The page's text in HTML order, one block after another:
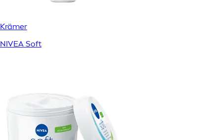
Krämer
NIVEA Soft